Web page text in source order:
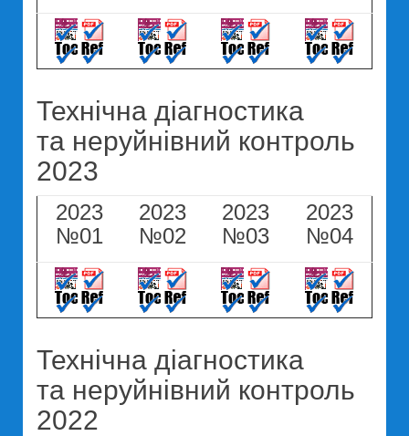
Технічна діагностика
та неруйнівний контроль
2023
2023
№01
2023
№02
2023
№03
2023
№04
Технічна діагностика
та неруйнівний контроль
2022